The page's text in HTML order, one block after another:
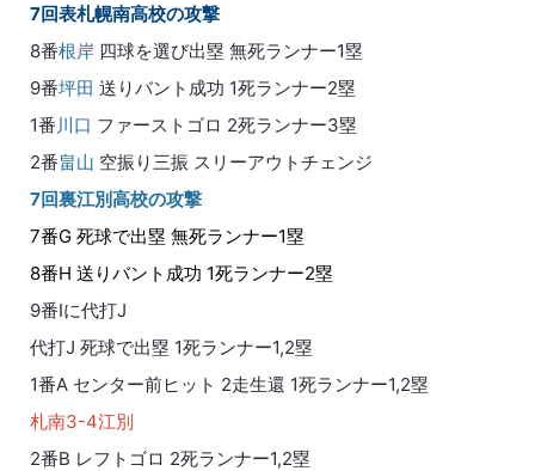
7回表札幌南高校の攻撃
8番根岸 四球を選び出塁 無死ランナー1塁
9番坪田 送りバント成功 1死ランナー2塁
1番川口 ファーストゴロ 2死ランナー3塁
2番畠山 空振り三振 スリーアウトチェンジ
7回裏江別高校の攻撃
7番G 死球で出塁 無死ランナー1塁
8番H 送りバント成功 1死ランナー2塁
9番Iに代打J
代打J 死球で出塁 1死ランナー1,2塁
1番A センター前ヒット 2走生還 1死ランナー1,2塁
札南3-4江別
2番B レフトゴロ 2死ランナー1,2塁